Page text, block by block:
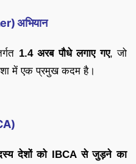
अभियान
1.4 अरब पौधे लगाए गए, जो
में एक प्रमुख कदम है।
देशों को IBCA से जुड़ने का